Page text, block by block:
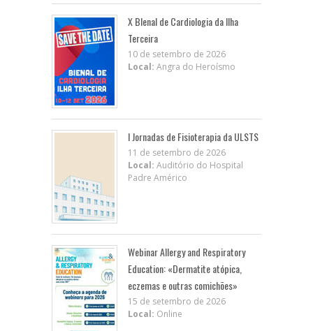
X BIenal de Cardiologia da Ilha
Terceira
10 de setembro de 2026
Local: Angra do Heroísmo
I Jornadas de Fisioterapia da ULSTS
11 de setembro de 2026
Local: Auditório do Hospital
Padre Américo
Webinar Allergy and Respiratory
Education: «Dermatite atópica,
eczemas e outras comichões»
15 de setembro de 2026
Local: Online